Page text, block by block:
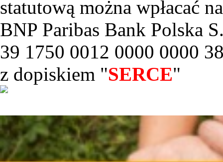
statutową można wpłacać
BNP Paribas Bank Polska
39 1750 0012 0000 0000
z dopiskiem "SERCE"